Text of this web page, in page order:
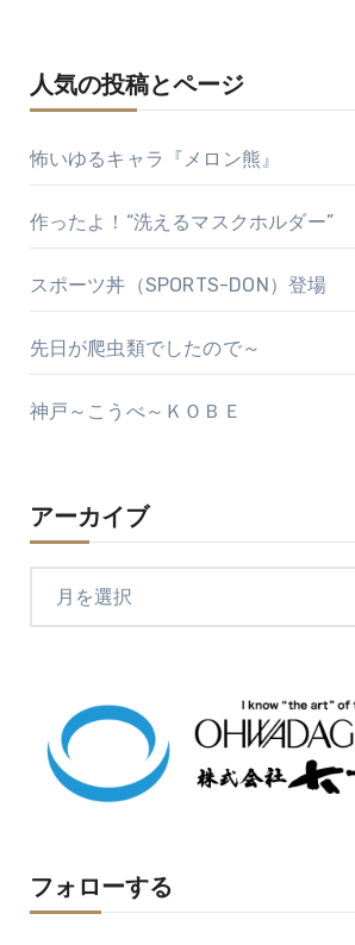
人気の投稿とページ
怖いゆるキャラ『メロン熊』
作ったよ！“洗えるマスクホルダー”
スポーツ丼（SPORTS-DON）登場
先日が爬虫類でしたので～
神戸～こうべ～ＫＯＢＥ
アーカイブ
フォローする